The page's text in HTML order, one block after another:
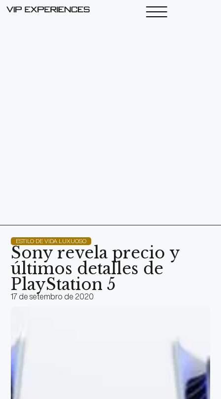
ESTILO DE VIDA LUXUOSO
Sony revela precio y
últimos detalles de
PlayStation 5
17 de setembro de 2020